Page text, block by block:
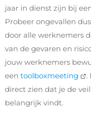
jaar in dienst zijn bij
Probeer ongevallen
door alle werknemers
van de gevaren en
jouw werknemers
een toolboxmeeting
.
direct zien dat je de
belangrijk vindt.